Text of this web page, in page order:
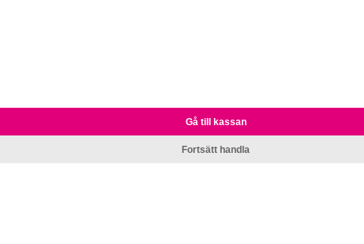
Gå till kassan
Fortsätt handla